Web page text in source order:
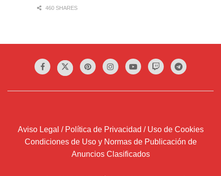
460 SHARES
Aviso Legal / Política de Privacidad / Uso de Cookies
Condiciones de Uso y Normas de Publicación de
Anuncios Clasificados